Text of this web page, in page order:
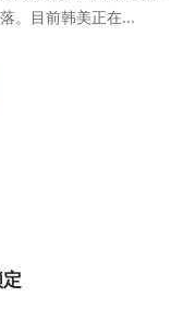
。目前韩美正在...